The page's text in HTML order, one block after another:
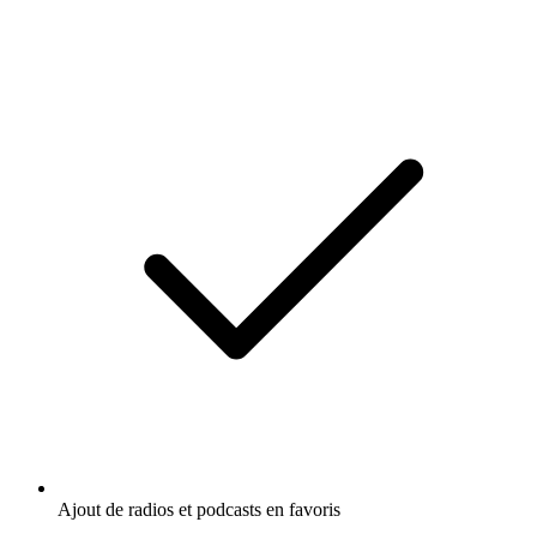
Ajout de radios et podcasts en favoris